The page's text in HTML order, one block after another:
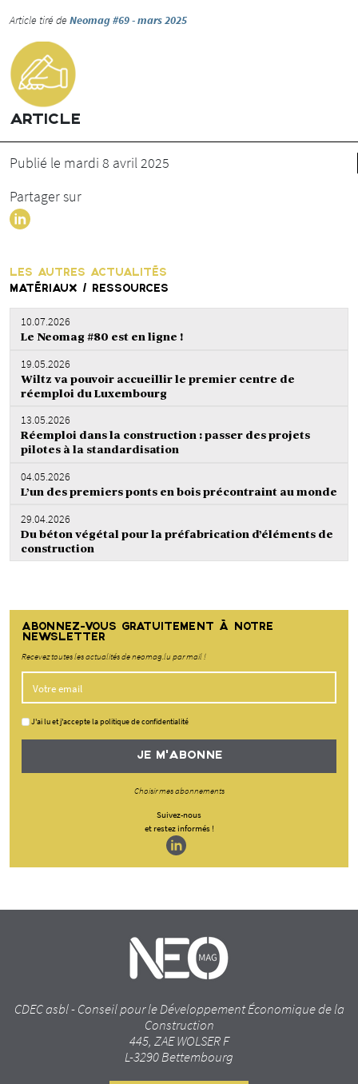
Article tiré de Neomag #69 - mars 2025
ARTICLE
Publié le mardi 8 avril 2025
Partager sur
LES AUTRES ACTUALITÉS
MATÉRIAUX / RESSOURCES
10.07.2026
Le Neomag #80 est en ligne !
19.05.2026
Wiltz va pouvoir accueillir le premier centre de
réemploi du Luxembourg
13.05.2026
Réemploi dans la construction : passer des projets
pilotes à la standardisation
04.05.2026
L’un des premiers ponts en bois précontraint au monde
29.04.2026
Du béton végétal pour la préfabrication d’éléments de
construction
ABONNEZ-VOUS GRATUITEMENT À NOTRE
NEWSLETTER
Recevez toutes les actualités de neomag.lu par mail !
J'ai lu et j'accepte la politique de confidentialité
JE M'ABONNE
Choisir mes abonnements
Suivez-nous
et restez informés !
CDEC asbl - Conseil pour le Développement Économique de la
Construction
445, ZAE WOLSER F
L-3290 Bettembourg